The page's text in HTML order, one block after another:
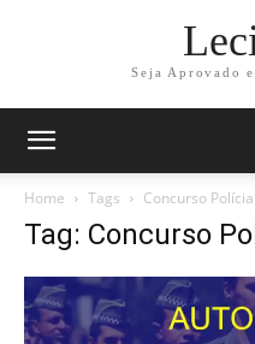
Seja Aprovado
Home Tags Concurso
Tag: Concurso